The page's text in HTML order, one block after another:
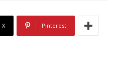
X Pinterest